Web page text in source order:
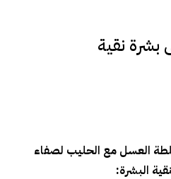
نقية
العسل مع الحليب لصفاء
البشرة: